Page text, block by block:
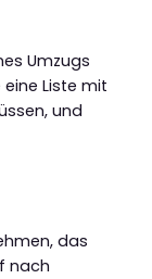
Umzugs
Liste mit
und
das
nach